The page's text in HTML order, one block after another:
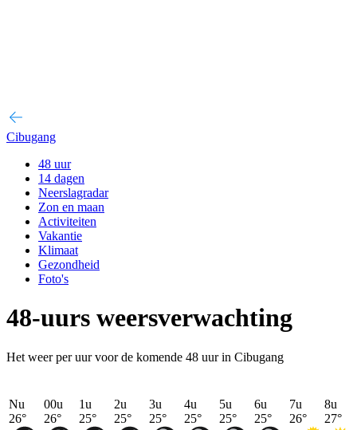
Cibugang
48 uur
14 dagen
Neerslagradar
Zon en maan
Activiteiten
Vakantie
Klimaat
Gezondheid
Foto's
48-uurs weersverwachting
Het weer per uur voor de komende 48 uur in Cibugang
Nu
26°
00u
26°
1u
25°
2u
25°
3u
25°
4u
25°
5u
25°
6u
25°
7u
26°
8u
27°